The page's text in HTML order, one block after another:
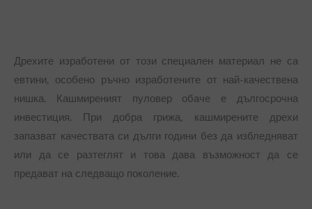
Дрехите изработени от този специален материал не са
евтини, особено ръчно изработените от най-качествена
нишка. Кашмиреният пуловер обаче е дългосрочна
инвестиция. При добра грижа, кашмирените дрехи
запазват качествата си дълги години без да избледняват
или да се разтеглят и това дава възможност да се
предават на следващо поколение.